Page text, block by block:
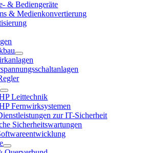
& Bediengeräte
& Medienkonvertierung
Leittechnik
Fernwirksystemen
zur IT-Sicherheit
Sicherheitswartungen